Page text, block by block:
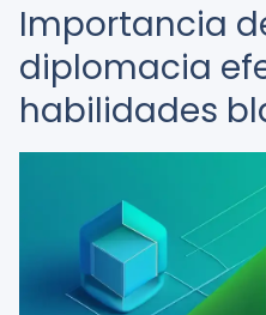
Importancia
diplomacia
habilidades